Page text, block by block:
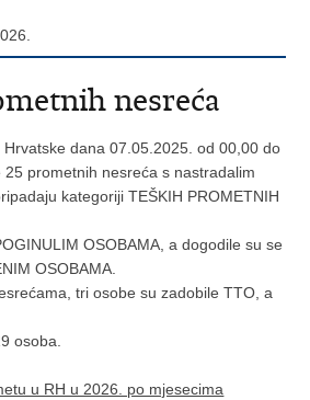
nesreća
dana 07.05.2025. od 00,00 do
prometnih nesreća s nastradalim
kategoriji TEŠKIH PROMETNIH
OSOBAMA, a dogodile su se
OSOBAMA.
tri osobe su zadobile TTO, a
osoba.
u RH u 2026. po mjesecima